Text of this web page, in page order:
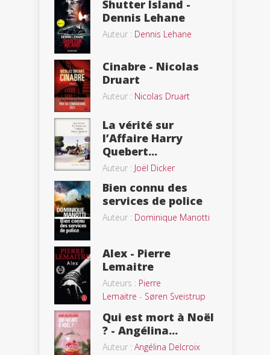
Shutter Island -
Dennis Lehane
Auteur : Dennis Lehane
Cinabre - Nicolas
Druart
Auteur : Nicolas Druart
La vérité sur
l’Affaire Harry
Quebert...
Auteur : Joël Dicker
Bien connu des
services de police
Auteur : Dominique Manotti
Alex - Pierre
Lemaitre
Auteurs : Pierre
Lemaitre - Søren Sveistrup
Qui est mort à Noël
? - Angélina...
Auteur : Angélina Delcroix